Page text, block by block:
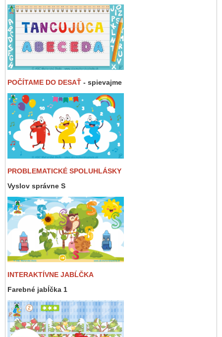
POČÍTAME DO DESAŤ - spievajme
PROBLEMATICKÉ SPOLUHLÁSKY
Vyslov správne S
INTERAKTÍVNE JABĹČKA
Farebné jabĺčka 1